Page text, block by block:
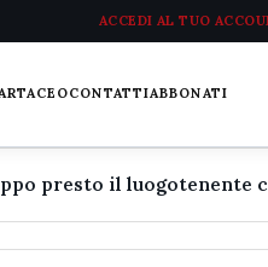
ACCEDI AL TUO
CONTATTIABBONATI